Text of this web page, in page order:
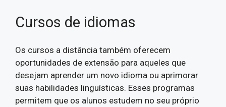
Cursos de idiomas
Os cursos a distância também oferecem
oportunidades de extensão para aqueles que
desejam aprender um novo idioma ou aprimorar
suas habilidades linguísticas. Esses programas
permitem que os alunos estudem no seu próprio